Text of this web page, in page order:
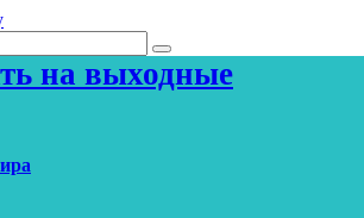
на выходные